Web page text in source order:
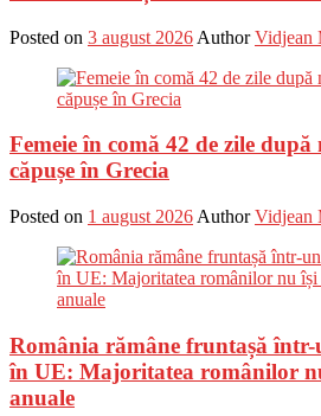
Posted on 3 august 2026 Author Vidjean
Femeie în comă 42 de zile
căpușe în Grecia
Posted on 1 august 2026 Author Vidjean
România rămâne fruntașă într-
în UE: Majoritatea românilor
anuale